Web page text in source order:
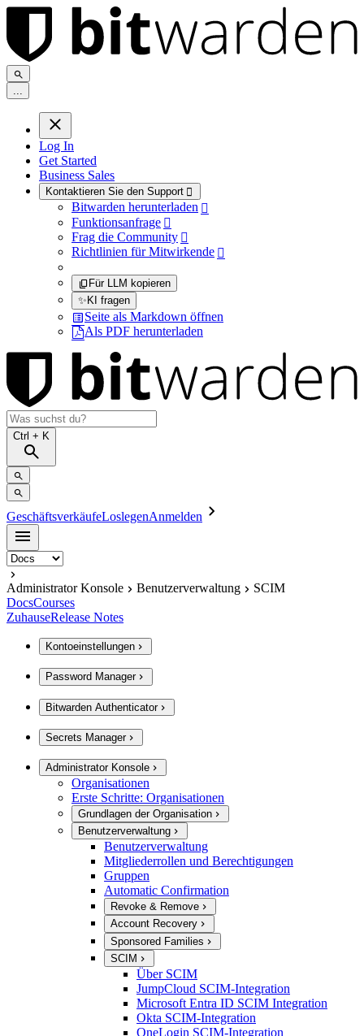
...
Log In
Get Started
Business Sales
Kontaktieren Sie den Support 
Bitwarden herunterladen 
Funktionsanfrage 
Frag die Community 
Richtlinien für Mitwirkende 
Für LLM kopieren
✨KI fragen
Seite als Markdown öffnen
Als PDF herunterladen
Ctrl + K
GeschäftsverkäufeLoslegenAnmelden
Administrator Konsole Benutzerverwaltung
SCIM
DocsCourses
ZuhauseRelease Notes
Kontoeinstellungen
Password Manager
Bitwarden Authenticator
Secrets Manager
Administrator Konsole
Organisationen
Erste Schritte: Organisationen
Grundlagen der Organisation
Benutzerverwaltung
Benutzerverwaltung
Mitgliederrollen und Berechtigungen
Gruppen
Automatic Confirmation
Revoke & Remove
Account Recovery
Sponsored Families
SCIM
Über SCIM
JumpCloud SCIM-Integration
Microsoft Entra ID SCIM Integration
Okta SCIM-Integration
OneLogin SCIM-Integration